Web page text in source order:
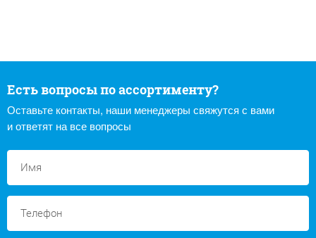
Есть вопросы по ассортименту?
Оставьте контакты, наши менеджеры свяжутся с вами
и ответят на все вопросы